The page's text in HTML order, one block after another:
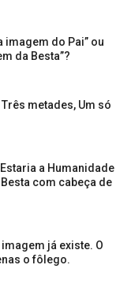
imagem do Pai” ou
da Besta”?
Três metades, Um só
a Humanidade
com cabeça de
já existe. O
o fôlego.